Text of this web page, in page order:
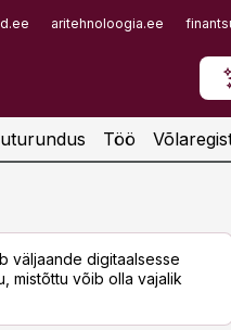
aritehnoloogia.ee
Töö
väljaande digitaalsesse
mistõttu võib olla vajalik